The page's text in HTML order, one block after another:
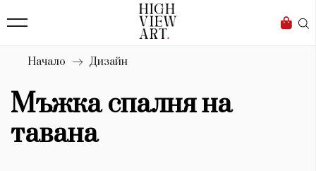
Бизнес
Мода
Dialogue
Изкуство
4340
Начало Дизайн
Мъжка спалня на
тавана